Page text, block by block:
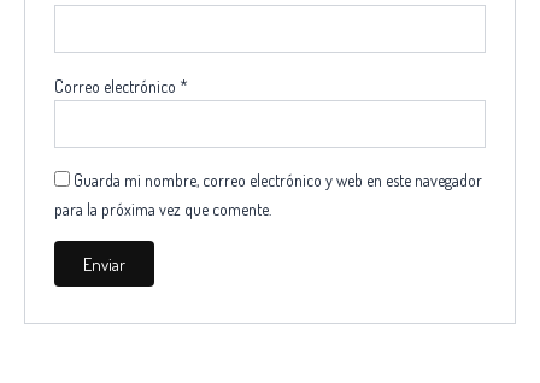
Correo electrónico *
Guarda mi nombre, correo electrónico y web en este navegador
para la próxima vez que comente.